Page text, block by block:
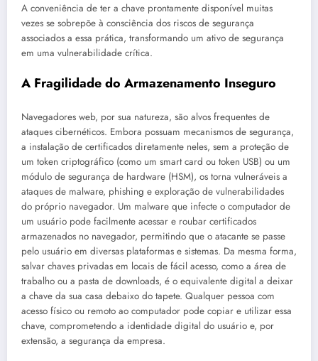
A conveniência de ter a chave prontamente disponível muitas
vezes se sobrepõe à consciência dos riscos de segurança
associados a essa prática, transformando um ativo de segurança
em uma vulnerabilidade crítica.
A Fragilidade do Armazenamento Inseguro
Navegadores web, por sua natureza, são alvos frequentes de
ataques cibernéticos. Embora possuam mecanismos de segurança,
a instalação de certificados diretamente neles, sem a proteção de
um token criptográfico (como um smart card ou token USB) ou um
módulo de segurança de hardware (HSM), os torna vulneráveis a
ataques de malware, phishing e exploração de vulnerabilidades
do próprio navegador. Um malware que infecte o computador de
um usuário pode facilmente acessar e roubar certificados
armazenados no navegador, permitindo que o atacante se passe
pelo usuário em diversas plataformas e sistemas. Da mesma forma,
salvar chaves privadas em locais de fácil acesso, como a área de
trabalho ou a pasta de downloads, é o equivalente digital a deixar
a chave da sua casa debaixo do tapete. Qualquer pessoa com
acesso físico ou remoto ao computador pode copiar e utilizar essa
chave, comprometendo a identidade digital do usuário e, por
extensão, a segurança da empresa.